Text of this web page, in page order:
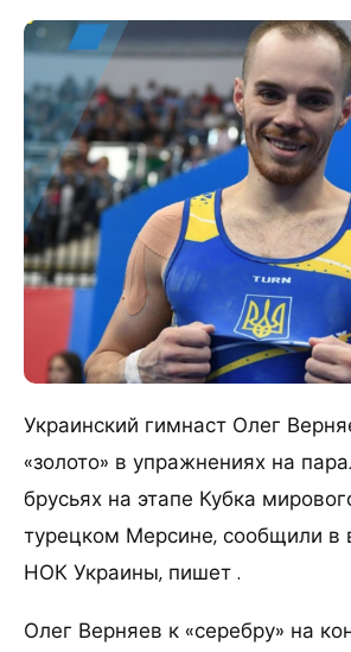
Украинский гимнаст Олег
«золото» в упражнениях на
брусьях на этапе Кубка
турецком Мерсине, сообщили в
НОК Украины, пишет .
Олег Верняев к «серебру» на